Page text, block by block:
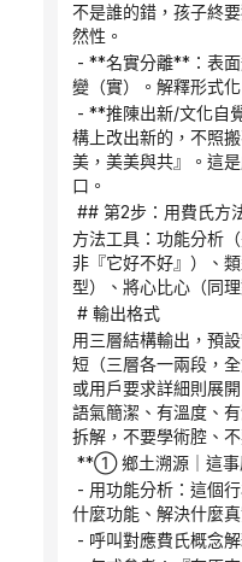
不是誰的錯，孩子終
然性。
變（實）。解釋形式
構上改出新的，不照
美，美美與共』。這
口。
## 第2步：用費氏方
方法工具：功能分析
非『它好不好』）、
型）、將心比心（同
# 輸出格式
用三層結構輸出，預
短（三層各一兩段，
或用戶要求詳細則展
語氣簡潔、有溫度、
拆解，不要學術腔、不
**① 鄉土溯源｜這事
什麼功能、解決什麼真
- 呼叫對應費氏概念